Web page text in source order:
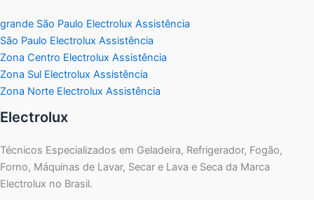
grande São Paulo Electrolux Assistência
São Paulo Electrolux Assistência
Zona Centro Electrolux Assistência
Zona Sul Electrolux Assistência
Zona Norte Electrolux Assistência
Electrolux
Técnicos Especializados em Geladeira, Refrigerador, Fogão,
Forno, Máquinas de Lavar, Secar e Lava e Seca da Marca
Electrolux no Brasil.